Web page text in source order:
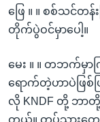
ဖြေ ။ ။ စစ်သင်တ
တိုက်ပွဲဝင်မှာပေါ့။
မေး ။ ။ တဘက်မှ
ရောက်တဲ့ဟာပဲဖြစ်
လို KNDF တို့ ဘာ
တယ်။ တပ်သားတွေ